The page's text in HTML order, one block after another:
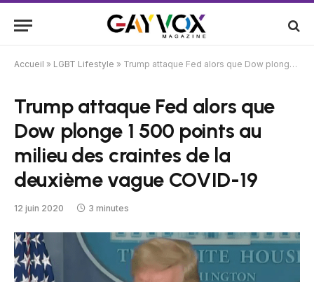
Accueil » LGBT Lifestyle » Trump attaque Fed alors que Dow plonge 1 500 points au milieu des craintes de la deuxième vague COVID-19
Trump attaque Fed alors que
Dow plonge 1 500 points au
milieu des craintes de la
deuxième vague COVID-19
12 juin 2020 3 minutes